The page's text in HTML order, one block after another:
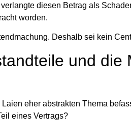
diesen Betrag als
worden.
Deshalb sei kein
und die
eher abstrakten Thema
eines Vertrags?